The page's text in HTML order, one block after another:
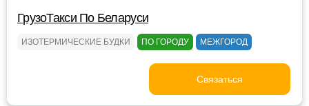
ГрузоТакси По Беларуси
ИЗОТЕРМИЧЕСКИЕ БУДКИ ПО ГОРОДУ МЕЖГОРОД
Связаться